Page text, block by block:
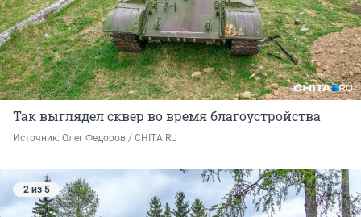
Так выглядел сквер во время благоустройства
Источник: Олег Федоров / CHITA.RU
2 из 5